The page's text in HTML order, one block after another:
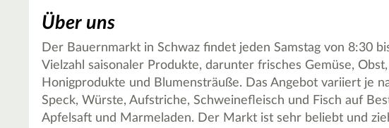
Über uns
Der Bauernmarkt in Schwaz findet jeden Samstag von 8:30
Vielzahl saisonaler Produkte, darunter frisches Gemüse,
Honigprodukte und Blumensträuße. Das Angebot variiert je
Speck, Würste, Aufstriche, Schweinefleisch und Fisch auf
Apfelsaft und Marmeladen. Der Markt ist sehr beliebt und